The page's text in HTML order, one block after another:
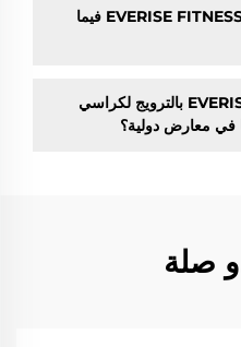
ما هي الطاقة الإنتاجية لشركة EVERISE FITNESS فيما
هل قامت شركة EVERISE FITNESS بالترويج لكراسي
في معارض دولية؟
صلة